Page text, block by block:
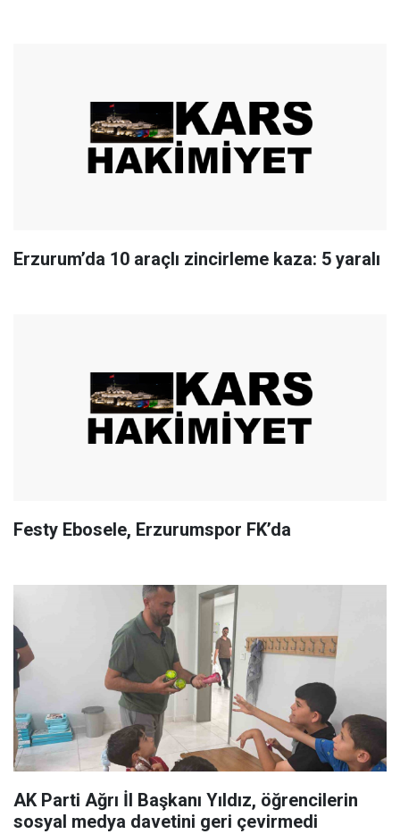
Erzurum’da 10 araçlı zincirleme kaza: 5 yaralı
Festy Ebosele, Erzurumspor FK’da
AK Parti Ağrı İl Başkanı Yıldız, öğrencilerin
sosyal medya davetini geri çevirmedi